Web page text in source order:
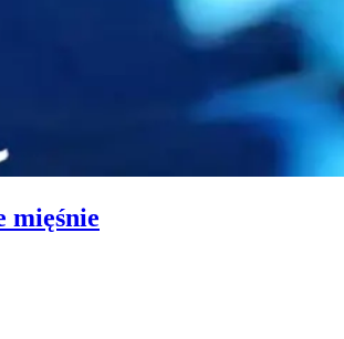
mięśnie